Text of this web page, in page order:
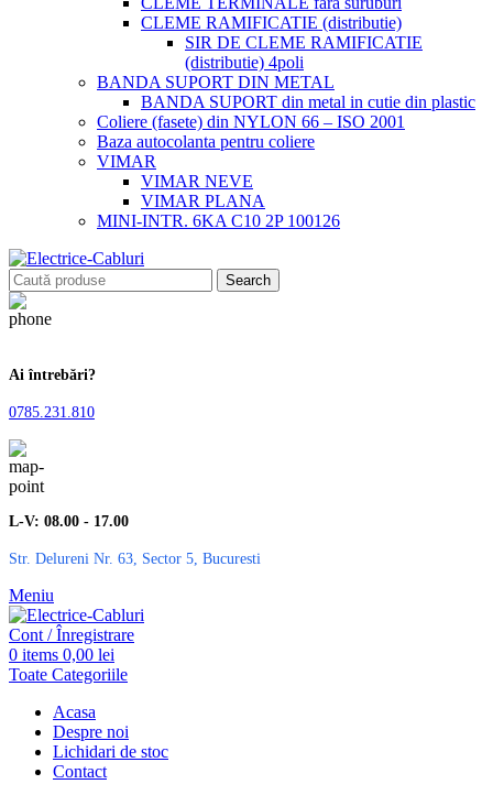
CLEME RAMIFICATIE (distributie)
SIR DE CLEME RAMIFICATIE
(distributie) 4poli
BANDA SUPORT DIN METAL
BANDA SUPORT din metal in cutie din plastic
Coliere (fasete) din NYLON 66 – ISO 2001
Baza autocolanta pentru coliere
VIMAR
VIMAR NEVE
VIMAR PLANA
MINI-INTR. 6KA C10 2P 100126
Search
Ai întrebări?
0785.231.810
L-V: 08.00 - 17.00
Str. Delureni Nr. 63, Sector 5, Bucuresti
Meniu
Cont / Înregistrare
0 items 0,00 lei
Toate Categoriile
Acasa
Despre noi
Lichidari de stoc
Contact